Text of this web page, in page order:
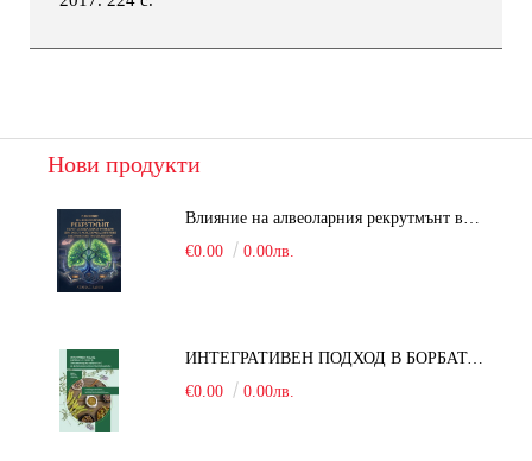
Нови продукти
€0.00
0.00лв.
ИНТЕГРАТИВЕН ПОДХОД В БОРБАТА С COVID-19: От патогенезата на Sars-Cov-2 до фитомедицината и етноботаниката. Антивирусна активност и терапевтичен потенциал на българските лечебни растения
€0.00
0.00лв.